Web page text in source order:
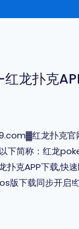
龙扑克
红龙扑克官
下简称：红龙
扑克APP下载,快
版下载同步开启!